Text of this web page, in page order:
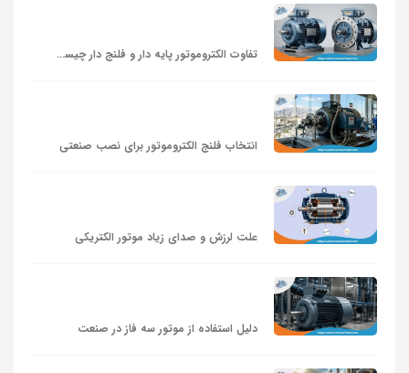
تفاوت الکتروموتور پایه دار و فلنج دار چیست؟
انتخاب فلنج الکتروموتور برای نصب صنعتی
علت لرزش و صدای زیاد موتور الکتریکی
دلیل استفاده از موتور سه‌ فاز در صنعت